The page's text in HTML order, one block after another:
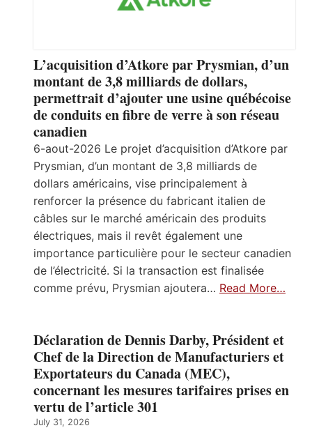
L’acquisition d’Atkore par Prysmian, d’un
montant de 3,8 milliards de dollars,
permettrait d’ajouter une usine québécoise
de conduits en fibre de verre à son réseau
canadien
6-aout-2026 Le projet d’acquisition d’Atkore par
Prysmian, d’un montant de 3,8 milliards de
dollars américains, vise principalement à
renforcer la présence du fabricant italien de
câbles sur le marché américain des produits
électriques, mais il revêt également une
importance particulière pour le secteur canadien
de l’électricité. Si la transaction est finalisée
comme prévu, Prysmian ajoutera… Read More…
Déclaration de Dennis Darby, Président et
Chef de la Direction de Manufacturiers et
Exportateurs du Canada (MEC),
concernant les mesures tarifaires prises en
vertu de l’article 301
July 31, 2026